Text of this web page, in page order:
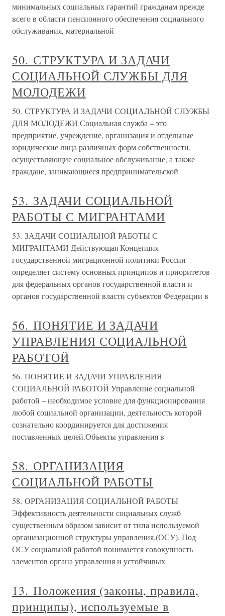
минимальных социальных гарантий гражданам прежде
всего в области пенсионного обеспечения социального
обслуживания, материальной
50. СТРУКТУРА И ЗАДАЧИ
СОЦИАЛЬНОЙ СЛУЖБЫ ДЛЯ
МОЛОДЕЖИ
50. СТРУКТУРА И ЗАДАЧИ СОЦИАЛЬНОЙ СЛУЖБЫ
ДЛЯ МОЛОДЕЖИ Социальная служба – это
предприятие, учреждение, организация и отдельные
юридические лица различных форм собственности,
осуществляющие социальное обслуживание, а также
граждане, занимающиеся предпринимательской
53. ЗАДАЧИ СОЦИАЛЬНОЙ
РАБОТЫ С МИГРАНТАМИ
53. ЗАДАЧИ СОЦИАЛЬНОЙ РАБОТЫ С
МИГРАНТАМИ Действующая Концепция
государственной миграционной политики России
определяет систему основных принципов и приоритетов
для федеральных органов государственной власти и
органов государственной власти субъектов Федерации в
56. ПОНЯТИЕ И ЗАДАЧИ
УПРАВЛЕНИЯ СОЦИАЛЬНОЙ
РАБОТОЙ
56. ПОНЯТИЕ И ЗАДАЧИ УПРАВЛЕНИЯ
СОЦИАЛЬНОЙ РАБОТОЙ Управление социальной
работой – необходимое условие для функционирования
любой социальной организации, деятельность которой
сознательно координируется для достижения
поставленных целей.Объекты управления в
58. ОРГАНИЗАЦИЯ
СОЦИАЛЬНОЙ РАБОТЫ
58. ОРГАНИЗАЦИЯ СОЦИАЛЬНОЙ РАБОТЫ
Эффективность деятельности социальных служб
существенным образом зависит от типа используемой
организационной структуры управления.(ОСУ). Под
ОСУ социальной работой понимается совокупность
элементов органа управления и устойчивых
13. Положения (законы, правила,
принципы), используемые в